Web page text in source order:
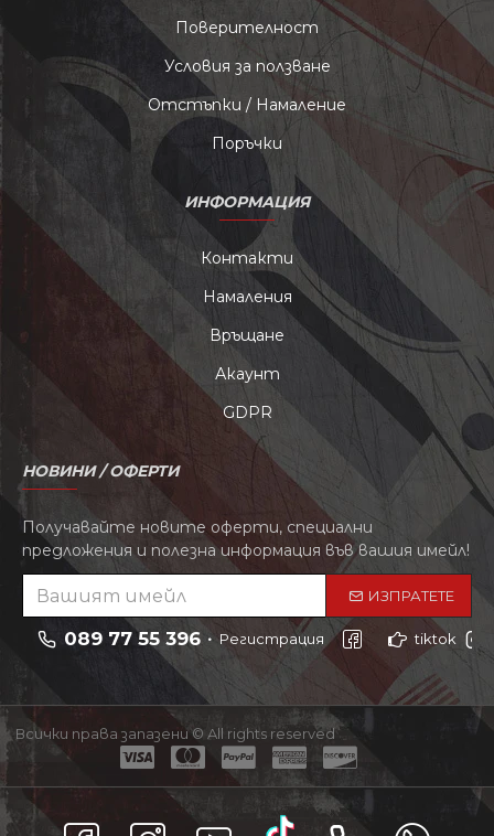
Поверителност
Условия за ползване
Отстъпки / Намаление
Поръчки
ИНФОРМАЦИЯ
Контакти
Намаления
Връщане
Акаунт
GDPR
НОВИНИ / ОФЕРТИ
Получавайте новите оферти, специални
предложения и полезна информация във вашия имейл!
ИЗПРАТЕТЕ
089 77 55 396 Регистрация tiktok
Всички права запазени © All rights reserved